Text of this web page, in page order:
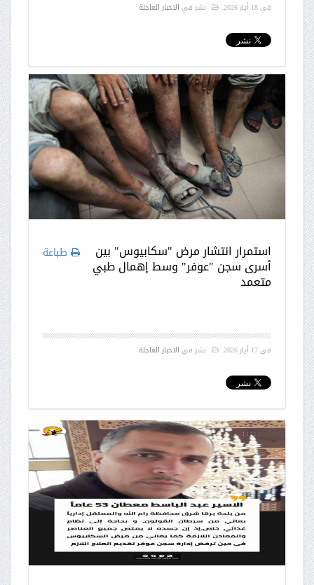
في18 أيار 2026 . نشر في الاخبار العاجلة
طباعة استمرار انتشار مرض "سكابيوس" بين
أسرى سجن "عوفر" وسط إهمال طبي
متعمد
في17 أيار 2026 . نشر في الاخبار العاجلة